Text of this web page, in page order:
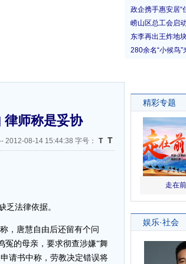
律师称是妥协
2012-08-14 15:44:38 字号： T T
法律依据。
，唐慧自由后还留有个问
冤的母亲，要求彻查涉嫌“舞
请书中称，劳教决定错误将